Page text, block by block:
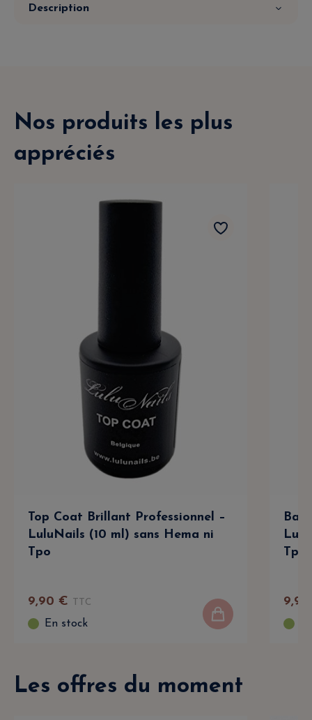
Description
Nos produits les plus
appréciés
Top Coat Brillant Professionnel –
LuluNails (10 ml) sans Hema ni
Tpo
9,90 € TTC
En stock
Tpo
9,90
Les offres du moment